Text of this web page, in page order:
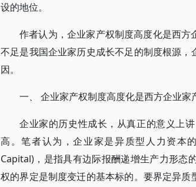
设的地位。
作者认为，企业家产权制度高度化是西
不足是我国企业家历史成长不足的制度根源
因。
一、 企业家产权制度高度化是西方企业家
企业家的历史性成长，从真正的意义上
高。笔者认为，企业家是异质型人力资本
Capital)，是指具有边际报酬递增生产力形
权的界定是制度变迁的基本标的。要界定异